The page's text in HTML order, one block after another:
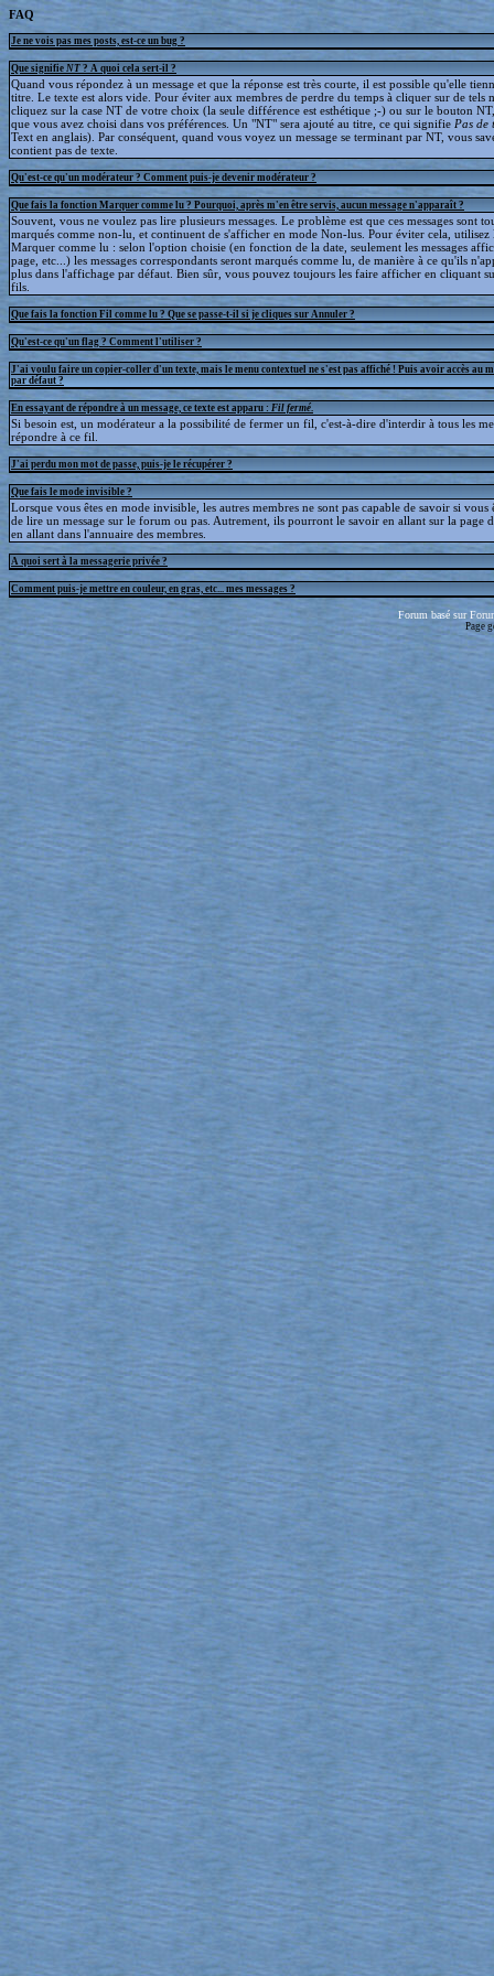
FAQ
Je ne vois pas mes posts, est-ce un bug ?
Que signifie NT ? A quoi cela sert-il ?
Quand vous répondez à un message et que la réponse est très courte, il est possible qu'elle
titre. Le texte est alors vide. Pour éviter aux membres de perdre du temps à cliquer sur de tels
cliquez sur la case NT de votre choix (la seule différence est esthétique ;-) ou sur le bouton
que vous avez choisi dans vos préférences. Un "NT" sera ajouté au titre, ce qui signifie Pas de
Text en anglais). Par conséquent, quand vous voyez un message se terminant par NT, vous
contient pas de texte.
Qu'est-ce qu'un modérateur ? Comment puis-je devenir modérateur ?
Que fais la fonction Marquer comme lu ? Pourquoi, après m'en être servis, aucun message n'apparaît ?
Souvent, vous ne voulez pas lire plusieurs messages. Le problème est que ces messages sont
marqués comme non-lu, et continuent de s'afficher en mode Non-lus. Pour éviter cela,
Marquer comme lu : selon l'option choisie (en fonction de la date, seulement les messages
page, etc...) les messages correspondants seront marqués comme lu, de manière à ce qu'ils
plus dans l'affichage par défaut. Bien sûr, vous pouvez toujours les faire afficher en cliquant
fils.
Que fais la fonction Fil comme lu ? Que se passe-t-il si je cliques sur Annuler ?
Qu'est-ce qu'un flag ? Comment l'utiliser ?
J'ai voulu faire un copier-coller d'un texte, mais le menu contextuel ne s'est pas affiché ! Puis avoir accès au
par défaut ?
En essayant de répondre à un message, ce texte est apparu : Fil fermé
Si besoin est, un modérateur a la possibilité de fermer un fil, c'est-à-dire d'interdir à tous les
répondre à ce fil.
J'ai perdu mon mot de passe, puis-je le récupérer ?
Que fais le mode invisible ?
Lorsque vous êtes en mode invisible, les autres membres ne sont pas capable de savoir si vous
de lire un message sur le forum ou pas. Autrement, ils pourront le savoir en allant sur la page
en allant dans l'annuaire des membres.
A quoi sert à la messagerie privée ?
Comment puis-je mettre en couleur, en gras, etc... mes messages ?
Forum basé sur
Page